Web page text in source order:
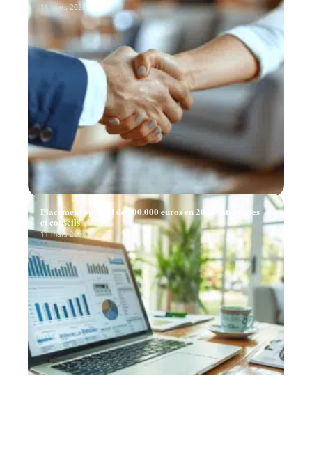
11 mars 2026
Placement optimal de 100.000 euros en 2024 : stratégies
et conseils
11 mars 2026